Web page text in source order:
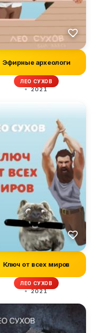
Эфирные археологи
ЛЕО СУХОВ
2021
Ключ от всех миров
ЛЕО СУХОВ
2021